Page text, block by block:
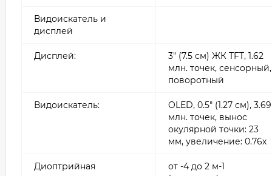
Видоискатель и
дисплей
Дисплей:
3" (7.5 см) ЖК TFT, 1.62
млн. точек, сенсорный,
поворотный
Видоискатель:
OLED, 0.5" (1.27 см), 3.69
млн. точек, вынос
окулярной точки: 23
мм, увеличение: 0.76х
Диоптрийная
от -4 до 2 м-1